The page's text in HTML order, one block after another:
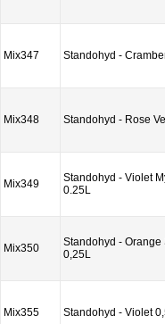
Mix347 Standohyd -
Mix348 Standohyd - Rose
Mix349
Standohyd - Violet
0.25L
Mix350
Standohyd - Orange
0,25L
Mix355 Standohyd - Violet